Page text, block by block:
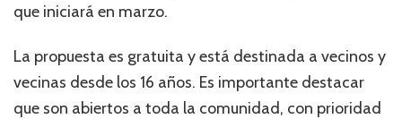
que iniciará en marzo.
La propuesta es gratuita y está destinada a vecinos y
vecinas desde los 16 años. Es importante destacar
que son abiertos a toda la comunidad, con prioridad